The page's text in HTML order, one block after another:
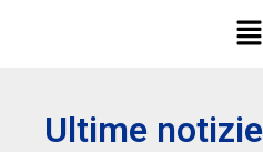
Ultime notizie